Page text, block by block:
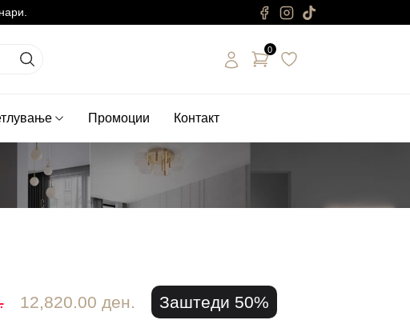
0
Промоции Контакт
12,820.00 ден. Заштеди 50%